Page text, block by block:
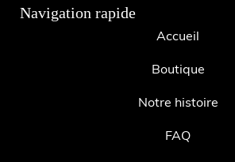
Navigation rapide
Accueil
Boutique
Notre histoire
FAQ